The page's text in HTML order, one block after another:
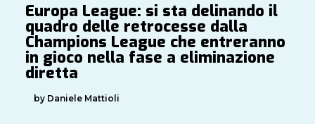
Europa League: si sta delinando il
quadro delle retrocesse dalla
Champions League che entreranno
in gioco nella fase a eliminazione
diretta
by Daniele Mattioli